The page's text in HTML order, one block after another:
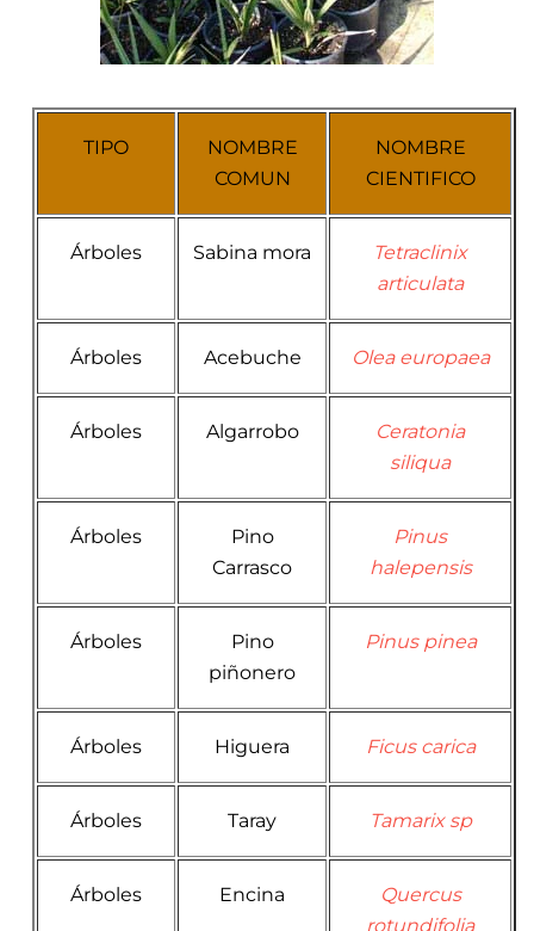
TIPO
NOMBRE
COMUN
NOMBRE
CIENTIFICO
Árboles Sabina mora
Tetraclinix
articulata
Árboles Acebuche Olea europaea
Árboles Algarrobo
Ceratonia
siliqua
Árboles
Pino
Carrasco
Pinus
halepensis
Árboles
Pino
piñonero
Pinus pinea
Árboles Higuera Ficus carica
Árboles Taray Tamarix sp
Árboles Encina
Quercus
rotundifolia